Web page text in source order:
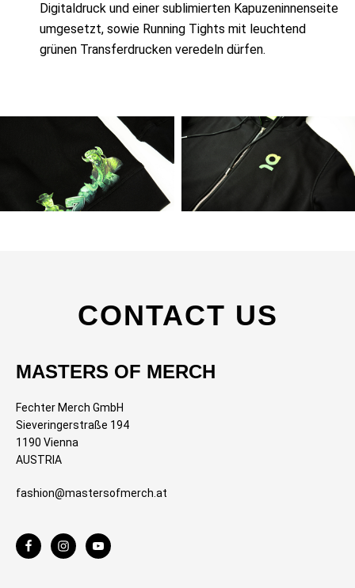
Digitaldruck und einer sublimierten Kapuzeninnenseite
umgesetzt, sowie Running Tights mit leuchtend
grünen Transferdrucken veredeln dürfen.
CONTACT US
MASTERS OF MERCH
Fechter Merch GmbH
Sieveringerstraße 194
1190 Vienna
AUSTRIA
fashion@mastersofmerch.at